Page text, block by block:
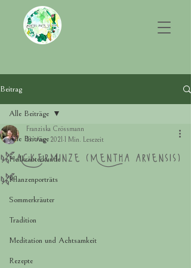
Beitrag
Alle Beiträge
Heilkräuterkunde
Pflanzenporträts
Sommerkräuter
Tradition
Meditation und Achtsamkeit
Rezepte
Alle Beiträge
🌿Ackerminze (Mentha arvensis)
🌿
Franziska Crössmann
18. Aug. 2021 1 Min. Lesezeit